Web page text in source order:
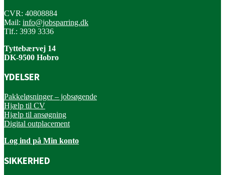
CVR: 40808884
Mail: info@jobsparring.dk
Tlf.: 3939 3336
Tyttebærvej 14
DK-9500 Hobro
YDELSER
Pakkeløsninger – jobsøgende
Hjælp til CV
Hjælp til ansøgning
Digital outplacement
Log ind på Min konto
SIKKERHED